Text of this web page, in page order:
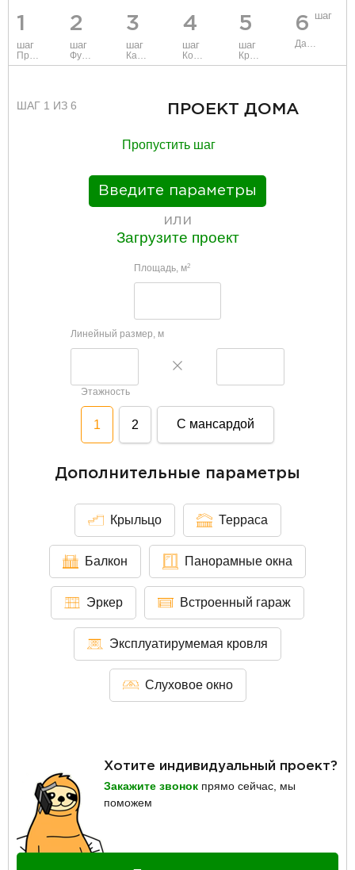
1
шаг
Проект
2
шаг
Фундамент
3
шаг
Каркас и стены
4
шаг
Коммуникации
5
шаг
Крыша
6 шаг
Данные
ШАГ 1 ИЗ 6 ПРОЕКТ ДОМА
Пропустить шаг
Введите параметры
или
Загрузите проект
Площадь, м2
Линейный размер, м
Этажность
1 2 С мансардой
Дополнительные параметры
Крыльцо Терраса
Балкон Панорамные окна
Эркер Встроенный гараж
Эксплуатирумемая кровля
Слуховое окно
Хотите индивидуальный проект?
Закажите звонок прямо сейчас, мы
поможем